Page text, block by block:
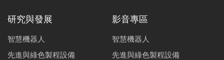
研究與發展
智慧機器人
先進與綠色製程設備
影音專區
智慧機器人
先進與綠色製程設備